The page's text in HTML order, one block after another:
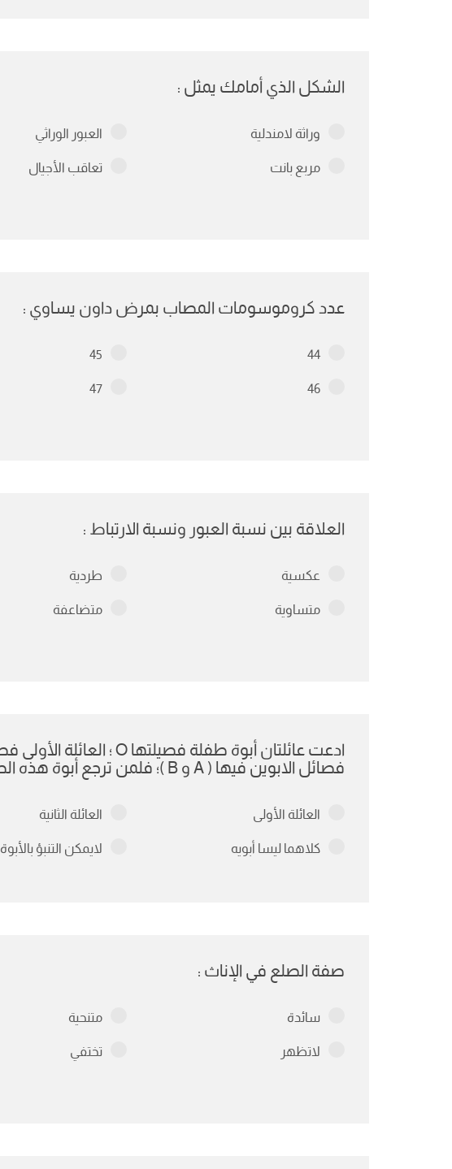
الشكل الذي أمامك يمثل :
وراثة لامندلية العبور الوراثي
مربع بانت تعاقب الأجيال
عدد كروموسومات المصاب بمرض داون يساوي :
44
45
46
47
العلاقة بين نسبة العبور ونسبة الارتباط :
عكسية طردية
متساوية متضاعفة
فصائل الابوين فيها ( A و B )؛ فلمن ترجع أبوة هذه الطفلة؟
العائلة الأولى العائلة الثانية
كلاهما ليسا أبويه لايمكن التنبؤ بالأبوة
صفة الصلع في الإناث :
سائدة متنحية
لاتظهر تختفي